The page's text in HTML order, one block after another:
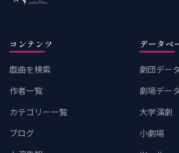
コンテンツ
戯曲を検索
作者一覧
カテゴリー一覧
ブログ
データベ
劇団デー
劇場デー
大学演劇
小劇場